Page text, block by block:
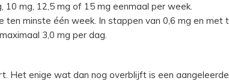
mg, 12,5 mg of 15 mg eenmaal per week.
minste één week. In stappen van 0,6 mg en met
3,0 mg per dag.
enige wat dan nog overblijft is een